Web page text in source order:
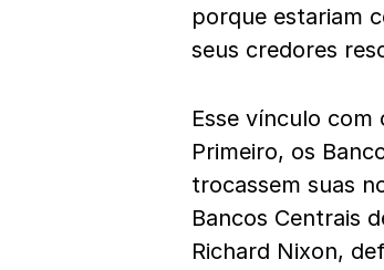
porque estariam
seus credores
Esse vínculo com
Primeiro, os
trocassem suas
Bancos Centrais
Richard Nixon,